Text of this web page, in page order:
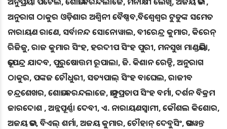
ଅନୁରାଗ ଠାକୁର ଓଡ଼ିଶାର ଅଶ୍ୱିନୀ ବୈଷ୍ଣବ,ବିଶ୍ୱେଶ୍ୱର ଟୁଡୁଙ୍କ ସମେତ
ନାରାୟଣ ରାଣେ, ସର୍ବାନନ୍ଦ ସୋନୋୱାଲ, ବୀରେନ୍ଦ୍ର କୁମାର, କିରେନ୍
ରିଜିଜୁ, ରାଜ କୁମାର ସିଂହ, ହରଦୀପ ସିଂହ ପୁରୀ, ମନସୁଖ ମାଣ୍ଡଭିୟା,
ଭୂପେନ୍ଦ୍ର ଯାଦବ, ପୁରୁଷୋତ୍ତମ ରୂପାଲା, ଜି. କିଶାନ ରେଡ୍ଡି, ଅନୁରାଗ
ଠାକୁର, ପଙ୍କଜ ଚୌଧୁରୀ, ସତ୍ୟପାଲ୍ ସିଂହ ବାଘେଲ, ରାଜୀବ
ଚନ୍ଦ୍ରଶେଖର, ଶୋଭା କରନ୍ଦଲାଜେ, ଭାନୁପ୍ରତାପ ସିଂହ ବର୍ମା, ଦର୍ଶନ ବିକ୍ରମ
ଜାରଦୋଶ , ଅନ୍ନପୂର୍ଣ୍ଣା ଦେବୀ, ଏ. ନାରାୟଣସ୍ୱାମୀ, କୌଶଲ କିଶୋର,
ଅଜୟ ଭଟ୍ଟ, ବିଏଲ୍ ଶର୍ମା, ଅଜୟ କୁମାର, ଚୌହାନ୍ ଦେବୁସିଂ, ଭଗୱନ୍ତ